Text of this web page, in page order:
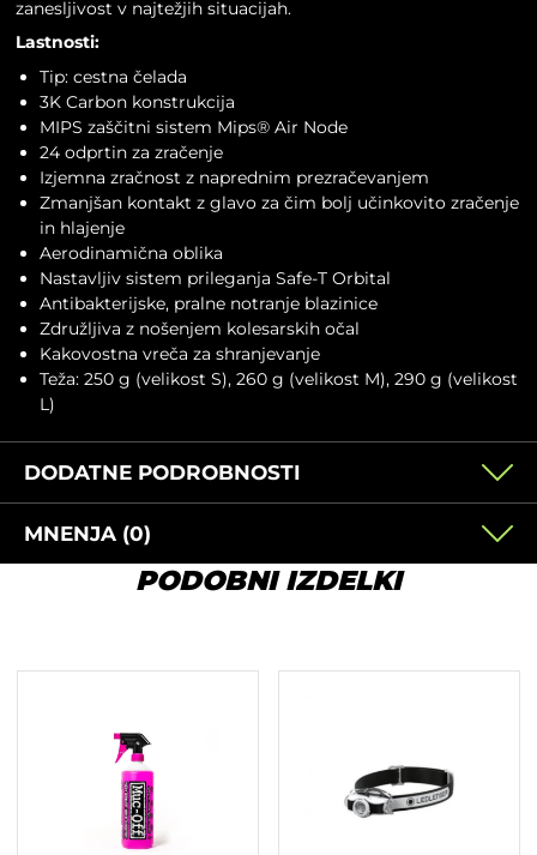
zanesljivost v najtežjih situacijah.
Lastnosti:
Tip: cestna čelada
3K Carbon konstrukcija
MIPS zaščitni sistem Mips® Air Node
24 odprtin za zračenje
Izjemna zračnost z naprednim prezračevanjem
Zmanjšan kontakt z glavo za čim bolj učinkovito zračenje
in hlajenje
Aerodinamična oblika
Nastavljiv sistem prileganja Safe-T Orbital
Antibakterijske, pralne notranje blazinice
Združljiva z nošenjem kolesarskih očal
Kakovostna vreča za shranjevanje
Teža: 250 g (velikost S), 260 g (velikost M), 290 g (velikost
L)
DODATNE PODROBNOSTI
MNENJA (0)
PODOBNI IZDELKI